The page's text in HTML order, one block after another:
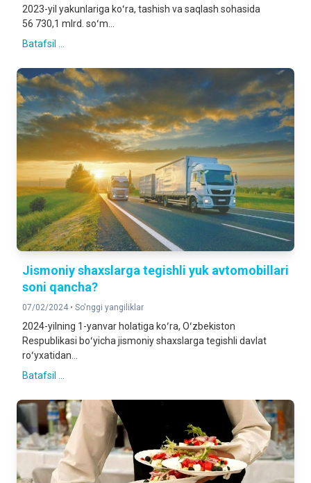
2023-yil yakunlariga koʻra, tashish va saqlash sohasida
56 730,1 mlrd. soʻm...
Batafsil ...
Jismoniy shaxslarga tegishli yuk avtomobillari
soni qancha?
07/02/2024 • So'nggi yangiliklar
2024-yilning 1-yanvar holatiga koʻra, Oʻzbekiston
Respublikasi boʻyicha jismoniy shaxslarga tegishli davlat
roʻyxatidan...
Batafsil ...